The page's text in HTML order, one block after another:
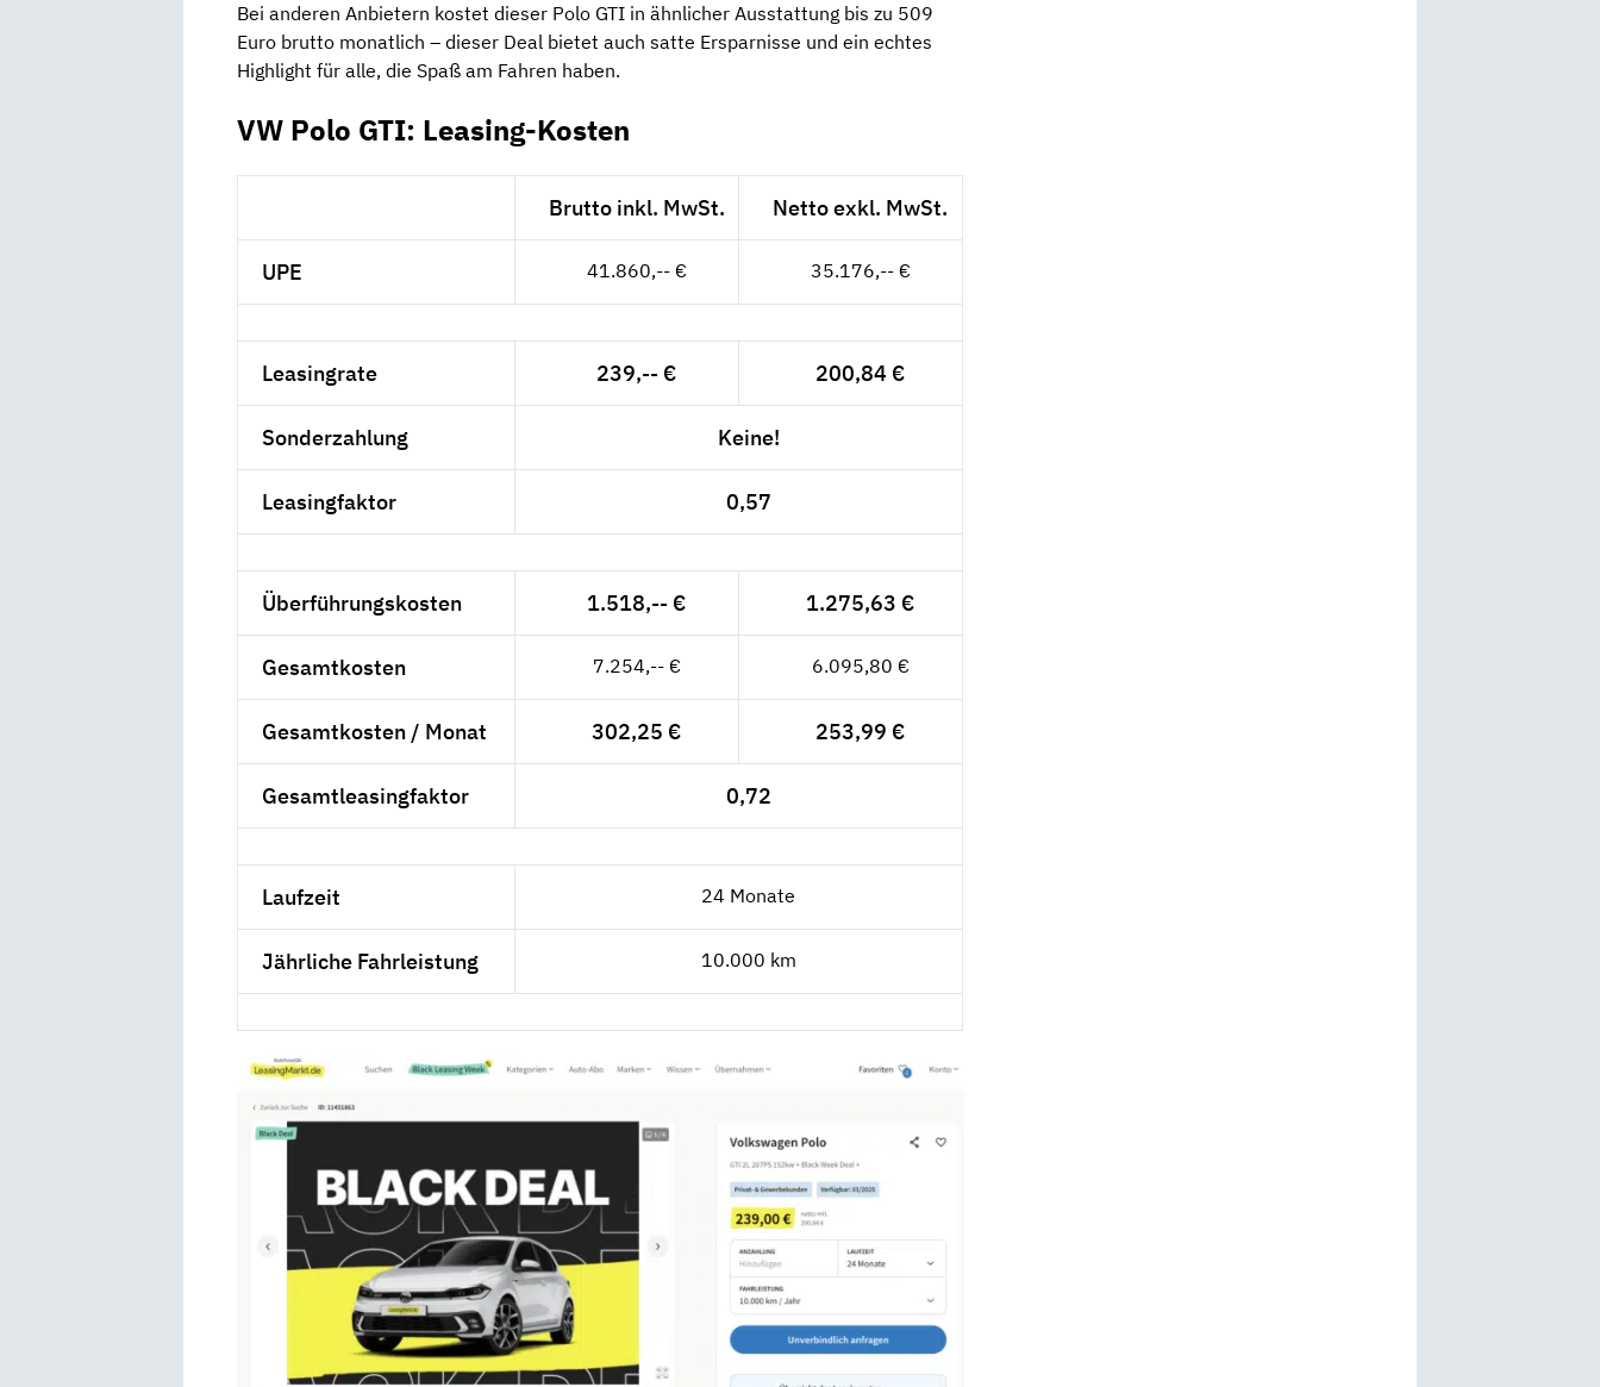
Bei anderen Anbietern kostet dieser Polo GTI in ähnlicher Ausstattung bis zu 509
Euro brutto monatlich – dieser Deal bietet auch satte Ersparnisse und ein echtes
Highlight für alle, die Spaß am Fahren haben.
VW Polo GTI: Leasing-Kosten
Brutto inkl. MwSt. Netto exkl. MwSt.
UPE 41.860,-- € 35.176,-- €
Leasingrate 239,-- € 200,84 €
Sonderzahlung Keine!
Leasingfaktor 0,57
Überführungskosten 1.518,-- € 1.275,63 €
Gesamtkosten 7.254,-- € 6.095,80 €
Gesamtkosten / Monat 302,25 € 253,99 €
Gesamtleasingfaktor 0,72
Laufzeit 24 Monate
Jährliche Fahrleistung 10.000 km